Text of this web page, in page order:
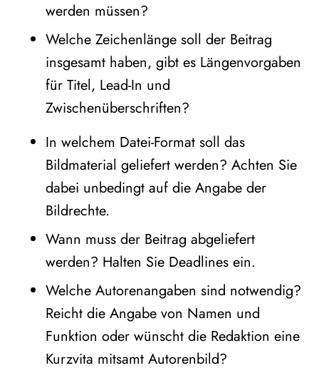
werden müssen?
Welche Zeichenlänge soll der Beitrag
insgesamt haben, gibt es Längenvorgaben
für Titel, Lead-In und
Zwischenüberschriften?
In welchem Datei-Format soll das
Bildmaterial geliefert werden? Achten Sie
dabei unbedingt auf die Angabe der
Bildrechte.
Wann muss der Beitrag abgeliefert
werden? Halten Sie Deadlines ein.
Welche Autorenangaben sind notwendig?
Reicht die Angabe von Namen und
Funktion oder wünscht die Redaktion eine
Kurzvita mitsamt Autorenbild?